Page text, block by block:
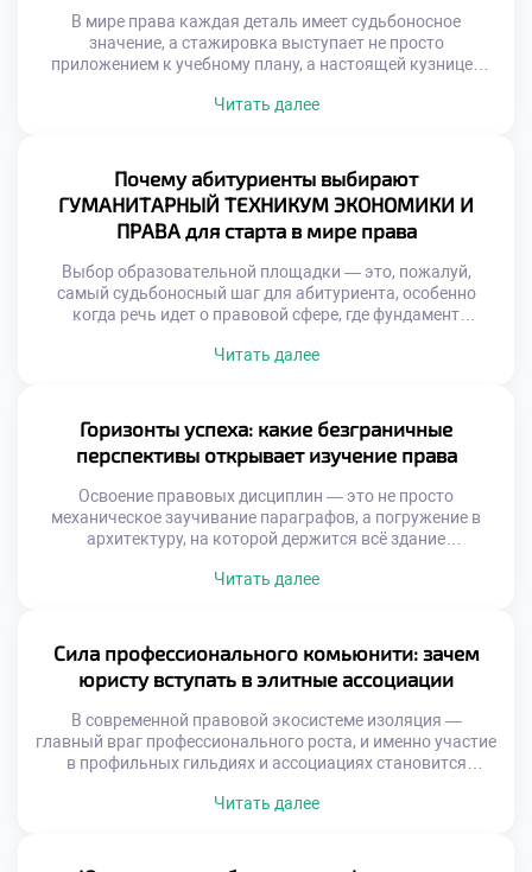
В мире права каждая деталь имеет судьбоносное
значение, а стажировка выступает не просто
приложением к учебному плану, а настоящей кузницей
реальную правовую среду трансформирует сознание
техникуме становится тем самым надежным трамплином,
который позволяет студентам с первых дней […]
Читать далее
Почему абитуриенты выбирают
ГУМАНИТАРНЫЙ ТЕХНИКУМ ЭКОНОМИКИ И
ПРАВА для старта в мире права
Выбор образовательной площадки — это, пожалуй,
самый судьбоносный шаг для абитуриента, особенно
когда речь идет о правовой сфере, где фундамент
полученных знаний напрямую зависят профессиональная
продуманное обучение в московском техникуме
становится тем самым стратегическим активом, который
выбирают амбициозные […]
Читать далее
Горизонты успеха: какие безграничные
перспективы открывает изучение права
Освоение правовых дисциплин — это не просто
механическое заучивание параграфов, а погружение в
архитектуру, на которой держится всё здание
правовые нормы регулируют каждый шаг бизнеса и
поэтому качественное обучение в московском техникуме
становится тем самым стратегическим […]
Читать далее
Сила профессионального комьюнити: зачем
юристу вступать в элитные ассоциации
В современной правовой экосистеме изоляция —
главный враг профессионального роста, и именно участие
в профильных гильдиях и ассоциациях становится
сообщества. Интеграция в такие структуры открывает
Читать далее